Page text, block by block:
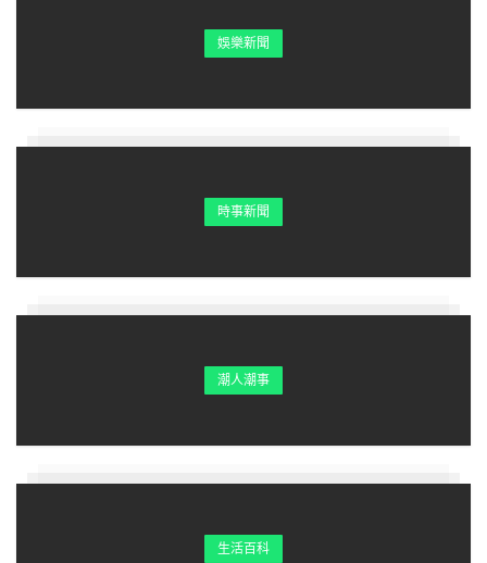
娛樂新聞
時事新聞
潮人潮事
生活百科